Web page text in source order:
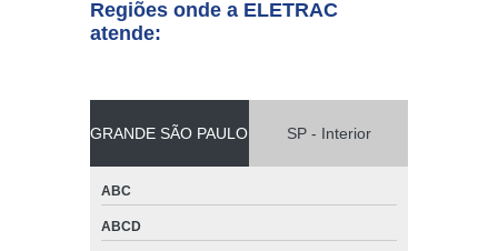
Regiões onde a ELETRAC
atende:
GRANDE SÃO PAULO SP - Interior
ABC
ABCD